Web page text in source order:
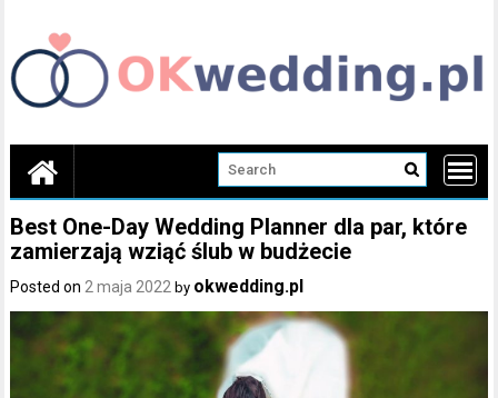
content
Best One-Day Wedding Planner dla par, które
zamierzają wziąć ślub w budżecie
Posted on 2 maja 2022 by okwedding.pl